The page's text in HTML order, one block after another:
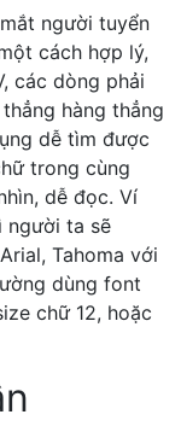
người tuyển
cách hợp lý,
các dòng phải
hàng thẳng
dễ tìm được
trong cùng
dễ đọc. Ví
người ta sẽ
Tahoma với
dùng font
chữ 12, hoặc